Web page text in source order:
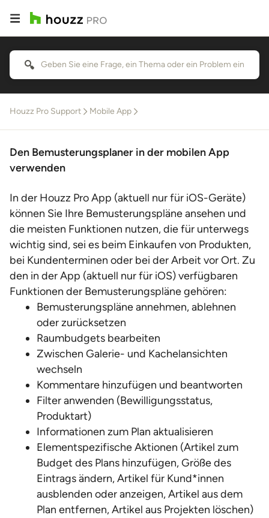
Houzz Pro Support Mobile App
Den Bemusterungsplaner in der mobilen App
verwenden
In der Houzz Pro App (aktuell nur für iOS-Geräte)
können Sie Ihre Bemusterungspläne ansehen und
die meisten Funktionen nutzen, die für unterwegs
wichtig sind, sei es beim Einkaufen von Produkten,
bei Kundenterminen oder bei der Arbeit vor Ort. Zu
den in der App (aktuell nur für iOS) verfügbaren
Funktionen der Bemusterungspläne gehören:
Bemusterungspläne annehmen, ablehnen
oder zurücksetzen
Raumbudgets bearbeiten
Zwischen Galerie- und Kachelansichten
wechseln
Kommentare hinzufügen und beantworten
Filter anwenden (Bewilligungsstatus,
Produktart)
Informationen zum Plan aktualisieren
Elementspezifische Aktionen (Artikel zum
Budget des Plans hinzufügen, Größe des
Eintrags ändern, Artikel für Kund*innen
ausblenden oder anzeigen, Artikel aus dem
Plan entfernen, Artikel aus Projekten löschen)